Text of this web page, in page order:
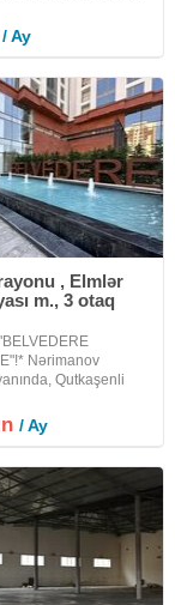
Residence-də 3
mənzil kirayə
/ Ay
, Elmlər
m., 3 otaq
Nərimanov
Qutkaşenli
*3 otaqa
dizayner təmirli,
/ Ay